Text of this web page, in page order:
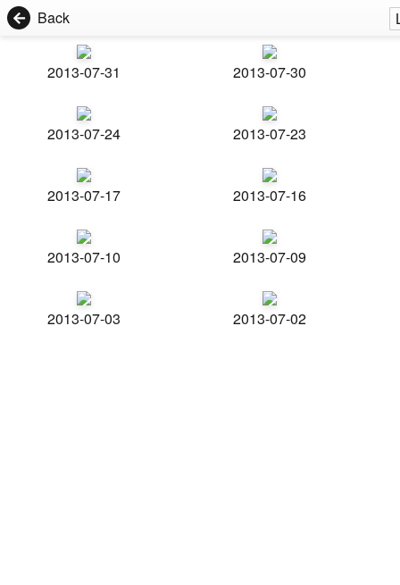
Back
2013-07-31 2013-07-30
2013-07-24 2013-07-23
2013-07-17 2013-07-16
2013-07-10 2013-07-09
2013-07-03 2013-07-02